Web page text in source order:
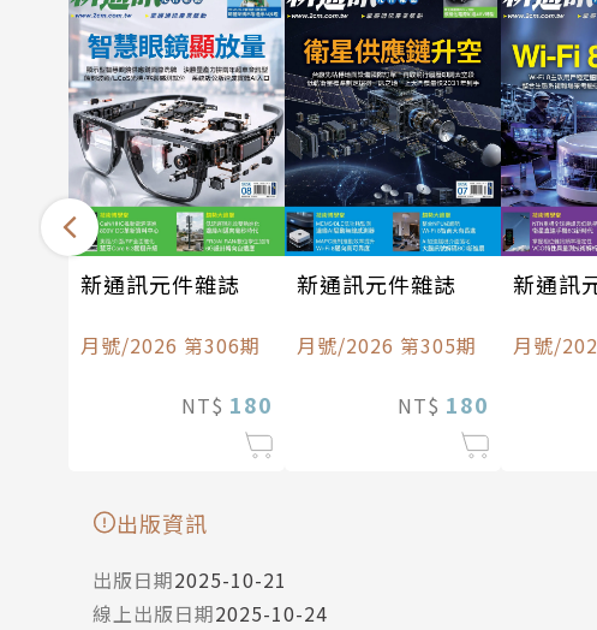
新通訊元件雜誌
月號/2026 第306期
NT$ 180
新通訊元件雜誌
月號/2026 第305期
NT$ 180
新通訊
月號/
出版資訊
出版日期2025-10-21
線上出版日期2025-10-24